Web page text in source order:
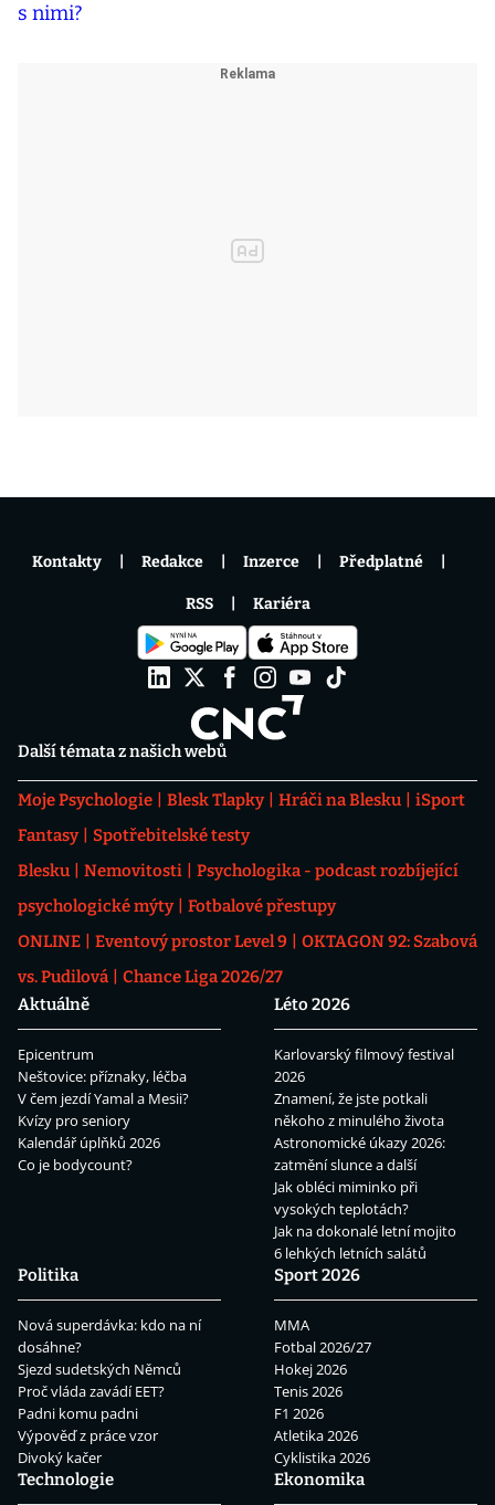
Další témata z našich webů
Moje Psychologie Blesk Tlapky Hráči na Blesku
iSport
Fantasy
Spotřebitelské testy
Blesku
Nemovitosti
Psychologika - podcast rozbíjející
psychologické mýty
Fotbalové přestupy
ONLINE
Eventový prostor Level 9
OKTAGON 92: Szabová
vs. Pudilová
Chance Liga 2026/27
Aktuálně
Epicentrum
Neštovice: příznaky, léčba
V čem jezdí Yamal a Mesii?
Kvízy pro seniory
Kalendář úplňků 2026
Co je bodycount?
Léto 2026
Karlovarský filmový festival
2026
Znamení, že jste potkali
někoho z minulého života
Astronomické úkazy 2026:
zatmění slunce a další
Jak obléci miminko při
vysokých teplotách?
Jak na dokonalé letní mojito
6 lehkých letních salátů
Politika
Nová superdávka: kdo na ní
dosáhne?
Sjezd sudetských Němců
Proč vláda zavádí EET?
Padni komu padni
Výpověď z práce vzor
Divoký kačer
Sport 2026
MMA
Fotbal 2026/27
Hokej 2026
Tenis 2026
F1 2026
Atletika 2026
Cyklistika 2026
Technologie
Ekonomika
Kontakty Redakce Inzerce Předplatné
RSS Kariéra